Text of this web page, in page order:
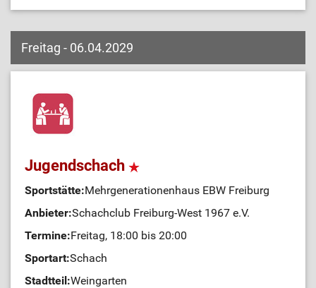
Freitag - 06.04.2029
Jugendschach
Sportstätte:Mehrgenerationenhaus EBW Freiburg
Anbieter:Schachclub Freiburg-West 1967 e.V.
Termine:Freitag, 18:00 bis 20:00
Sportart:Schach
Stadtteil:Weingarten